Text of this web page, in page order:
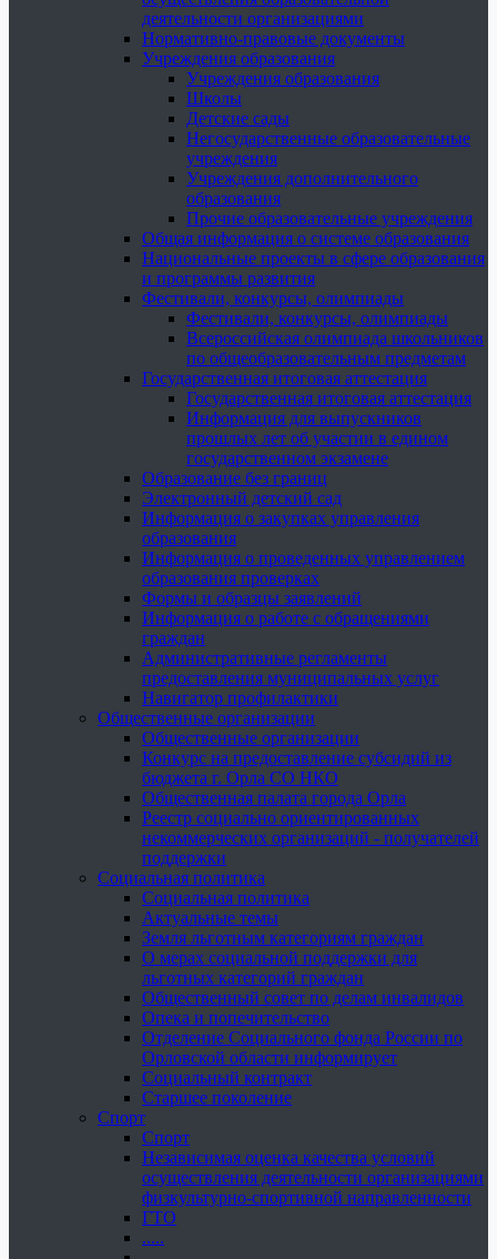
деятельности организациями
Нормативно-правовые документы
Учреждения образования
Учреждения образования
Школы
Детские сады
Негосударственные образовательные
учреждения
Учреждения дополнительного
образования
Прочие образовательные учреждения
Общая информация о системе образования
Национальные проекты в сфере образования
и программы развития
Фестивали, конкурсы, олимпиады
Фестивали, конкурсы, олимпиады
Всероссийская олимпиада школьников
по общеобразовательным предметам
Государственная итоговая аттестация
Государственная итоговая аттестация
Информация для выпускников
прошлых лет об участии в едином
государственном экзамене
Образование без границ
Электронный детский сад
Информация о закупках управления
образования
Информация о проведенных управлением
образования проверках
Формы и образцы заявлений
Информация о работе с обращениями
граждан
Административные регламенты
предоставления муниципальных услуг
Навигатор профилактики
Общественные организации
Общественные организации
Конкурс на предоставление субсидий из
бюджета г. Орла СО НКО
Общественная палата города Орла
Реестр социально ориентированных
некоммерческих организаций - получателей
поддержки
Социальная политика
Социальная политика
Актуальные темы
Земля льготным категориям граждан
О мерах социальной поддержки для
льготных категорий граждан
Общественный совет по делам инвалидов
Опека и попечительство
Отделение Социального фонда России по
Орловской области информирует
Социальный контракт
Старшее поколение
Спорт
Спорт
Независимая оценка качества условий
осуществления деятельности организациями
физкультурно-спортивной направленности
ГТО
.....